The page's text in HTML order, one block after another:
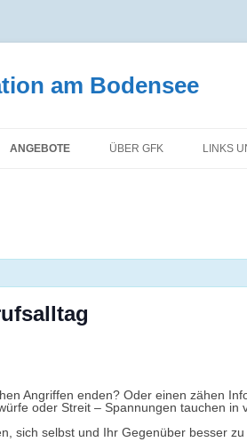
am Bodensee
ANGEBOTE ÜBER GFK LINKS
Angriffen enden? Oder einen zähen
oder Streit – Spannungen tauchen in
sich selbst und Ihr Gegenüber besser